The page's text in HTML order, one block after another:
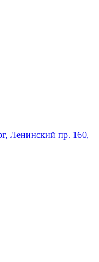
Ленинский пр. 160,